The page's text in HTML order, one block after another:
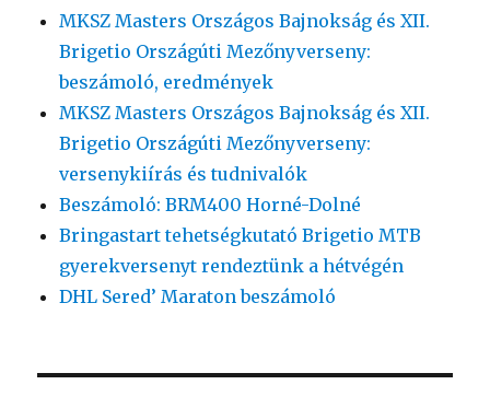
MKSZ Masters Országos Bajnokság és XII.
Brigetio Országúti Mezőnyverseny:
beszámoló, eredmények
MKSZ Masters Országos Bajnokság és XII.
Brigetio Országúti Mezőnyverseny:
versenykiírás és tudnivalók
Beszámoló: BRM400 Horné-Dolné
Bringastart tehetségkutató Brigetio MTB
gyerekversenyt rendeztünk a hétvégén
DHL Sered’ Maraton beszámoló